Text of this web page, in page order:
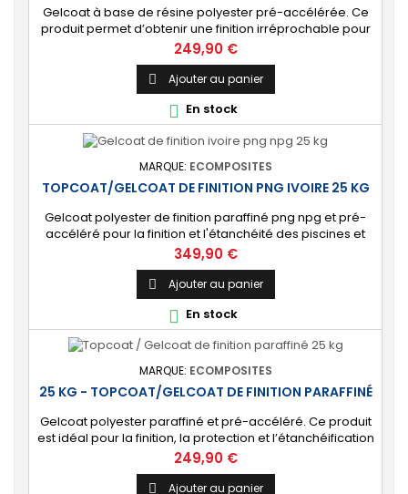
Gelcoat à base de résine polyester pré-accélérée. Ce
produit permet d’obtenir une finition irréprochable pour
tout projet de fabrication de pièces composites en
moule : élément de carrosserie ou d’un bateau,
panneau plat, mobilier, objet d’art, etc. Couleur au choix.
🔝 [Finition de qualité] Fournit un revêtement à l’aspect
de surface parfaitement lisse,...
Prix
249,90 €
 Ajouter au panier
 En stock
MARQUE: ECOMPOSITES
TOPCOAT/GELCOAT DE FINITION PNG IVOIRE 25 KG
Gelcoat polyester de finition paraffiné png npg et pré-
accéléré pour la finition et l'étanchéité des piscines et
bassins. [Finition] : Fournit une couche extérieure lisse
brillante qualité immersion. [Étanche] : Étanchéifie votre
stratification résine et fibre de verre. Livré avec son
catalyseur PMEC 50 cl
Prix
349,90 €
 Ajouter au panier
 En stock
MARQUE: ECOMPOSITES
25 KG - TOPCOAT/GELCOAT DE FINITION PARAFFINÉ
Gelcoat polyester paraffiné et pré-accéléré. Ce produit
est idéal pour la finition, la protection et l’étanchéification
de tout revêtement en polyester sur votre bateau, pièce
technique, camping-car, etc. 🔝 [Finition de qualité]
Fournit une couche extérieure lisse, brillante et uniforme
Prix
249,90 €
 Ajouter au panier